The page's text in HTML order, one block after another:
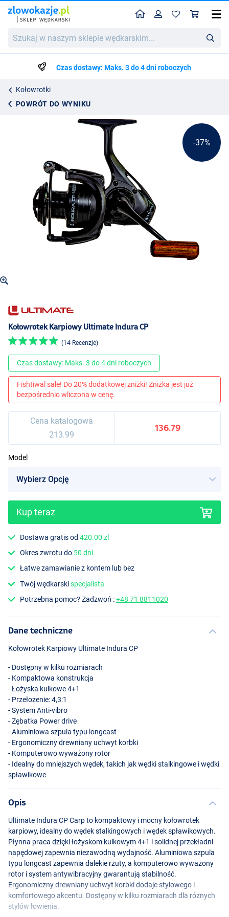
w
wędkarskim...
HomeProfil
Czas dostawy: Maks. 3 do 4 dni roboczych
Kołowrotki
POWRÓT DO WYNIKU
Kołowrotek Karpiowy Ultimate Indura CP
213.99
136.79
-37%
Kołowrotek Karpiowy Ultimate Indura CP
(14 Recenzje)
Czas dostawy: Maks. 3 do 4 dni roboczych
Fishtiwal sale! Do 20% dodatkowej zniżki! Zniżka jest już
bezpośrednio wliczona w cenę.
Cena katalogowa
213.99
136.79
Model
Kup teraz
Dostawa gratis od420.00 zl
Okres zwrotu do 50 dni
Łatwe zamawianie z kontem lub bez
Twój wędkarskispecjalista
Potrzebna pomoc? Zadzwoń :+48 71 8811020
Dane techniczne
Kołowrotek Karpiowy Ultimate Indura CP
- Dostępny w kilku rozmiarach
- Kompaktowa konstrukcja
- Łożyska kulkowe 4+1
- Przełożenie: 4,3:1
- System Anti-vibro
- Zębatka Power drive
- Aluminiowa szpula typu longcast
- Ergonomiczny drewniany uchwyt korbki
- Komputerowo wyważony rotor
- Idealny do mniejszych wędek, takich jak wędki stalkingowe i wędki
spławikowe
Opis
Ultimate Indura CP Carp to kompaktowy i mocny kołowrotek
karpiowy, idealny do wędek stalkingowych i wędek spławikowych.
Płynna praca dzięki łożyskom kulkowym 4+1 i solidnej przekładni
napędowej zapewnia niezawodną wydajność. Aluminiowa szpula
typu longcast zapewnia dalekie rzuty, a komputerowo wyważony
rotor i system antywibracyjny gwarantują stabilność.
Ergonomiczny drewniany uchwyt korbki dodaje stylowego i
komfortowego akcentu. Dostępny w kilku rozmiarach dla różnych
stylów łowienia.